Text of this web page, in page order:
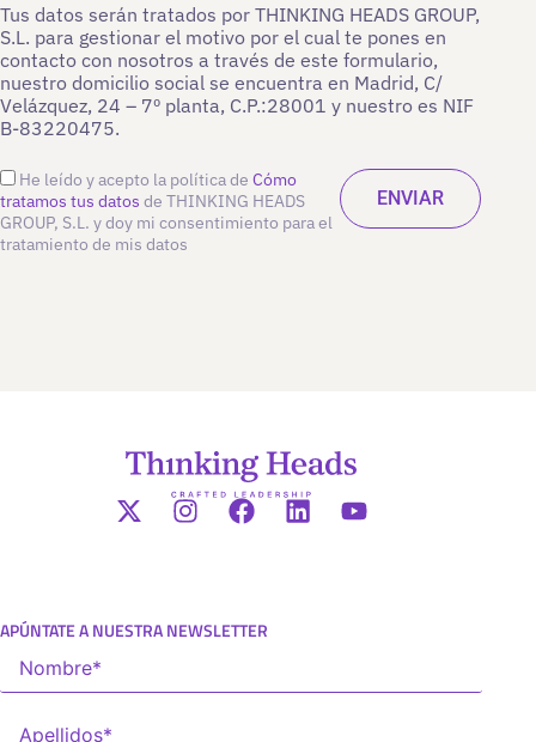
Tus datos serán tratados por THINKING HEADS GROUP,
S.L. para gestionar el motivo por el cual te pones en
contacto con nosotros a través de este formulario,
nuestro domicilio social se encuentra en Madrid, C/
Velázquez, 24 – 7º planta, C.P.:28001 y nuestro es NIF
B-83220475.
He leído y acepto la política de Cómo
tratamos tus datos de THINKING HEADS
GROUP, S.L. y doy mi consentimiento para el
tratamiento de mis datos
APÚNTATE A NUESTRA NEWSLETTER